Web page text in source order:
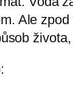
Ale